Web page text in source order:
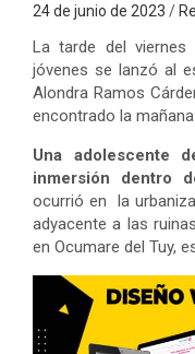
24 de junio de 2023
La tarde del
jóvenes se lanzó al
Alondra Ramos
encontrado la
Una adolescente
inmersión dentro
ocurrió en la
adyacente a las
en Ocumare del Tuy,